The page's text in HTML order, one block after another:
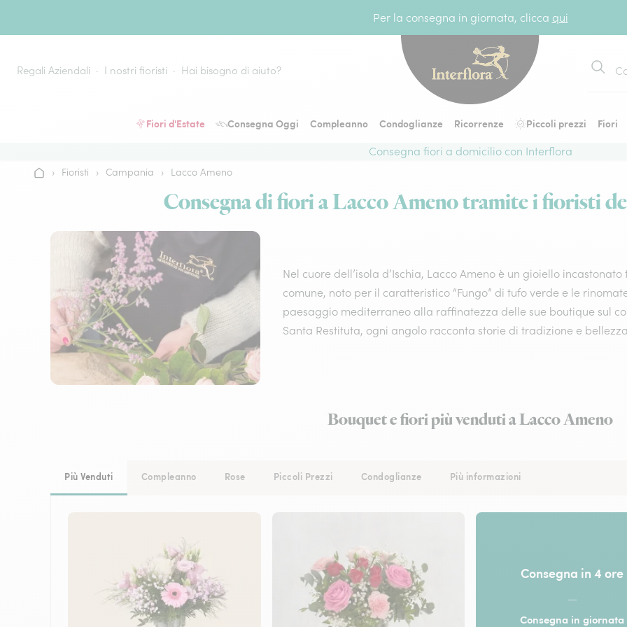
Per la consegna in giornata, clicca qui
Regali Aziendali I nostri fioristi Hai bisogno di aiuto?
Cerca
Fiori d'Estate Consegna Oggi Compleanno Condoglianze Ricorrenze Piccoli prezzi
Fiori
Consegna fiori a domicilio con Interflora
Home› Fioristi › Campania › Lacco Ameno
Consegna di fiori a Lacco Ameno tramite i fioristi
Nel cuore dell’isola d’Ischia, Lacco Ameno è un gioiello
comune, noto per il caratteristico “Fungo” di tufo verde e le
paesaggio mediterraneo alla raffinatezza delle sue boutique sul
Santa Restituta, ogni angolo racconta storie di tradizione e
Bouquet e fiori più venduti a Lacco Ameno
Più Venduti Compleanno Rose Piccoli Prezzi Condoglianze Più informazioni
Consegna in 4 ore
—
Consegna in giornata